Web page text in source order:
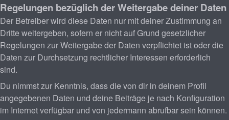
Regelungen bezüglich der Weitergabe deiner Daten
Der Betreiber wird diese Daten nur mit deiner Zustimmung an
Dritte weitergeben, sofern er nicht auf Grund gesetzlicher
Regelungen zur Weitergabe der Daten verpflichtet ist oder die
Daten zur Durchsetzung rechtlicher Interessen erforderlich
sind.
Du nimmst zur Kenntnis, dass die von dir in deinem Profil
angegebenen Daten und deine Beiträge je nach Konfiguration
im Internet verfügbar und von jedermann abrufbar sein können.